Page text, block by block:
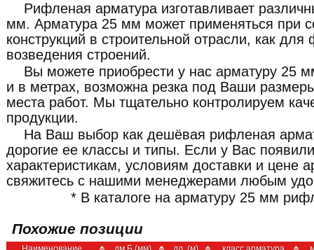
Рифленая арматура изготавливает
мм. Арматура 25 мм может применяться при
конструкций в строительной отрасли, как
возведения строений.
Вы можете приобрести у нас арматуру 25
и в метрах, возможна резка под Ваши
места работ. Мы тщательно контролируем
продукции.
На Ваш выбор как дешёвая рифленая
дорогие ее классы и типы. Если у Вас
характеристикам, условиям доставки и
свяжитесь с нашими менеджерами любым
* В каталоге на арматуру 25 мм
Похожие позиции